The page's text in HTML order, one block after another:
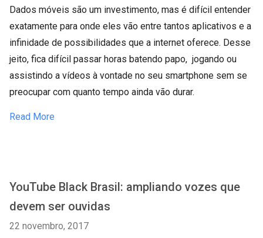
Dados móveis são um investimento, mas é difícil entender
exatamente para onde eles vão entre tantos aplicativos e a
infinidade de possibilidades que a internet oferece. Desse
jeito, fica difícil passar horas batendo papo, jogando ou
assistindo a vídeos à vontade no seu smartphone sem se
preocupar com quanto tempo ainda vão durar.
Read More
YouTube Black Brasil: ampliando vozes que
devem ser ouvidas
22 novembro, 2017